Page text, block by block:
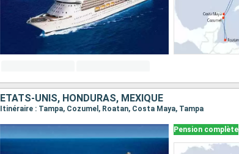
ÉTATS-UNIS, HONDURAS, MEXIQUE
Itinéraire : Tampa, Cozumel, Roatan, Costa Maya, Tampa
Pension complète